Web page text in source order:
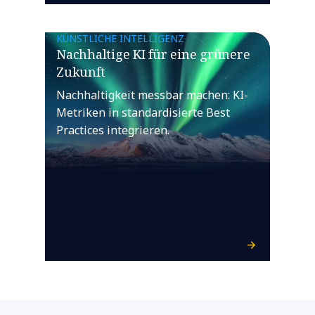
KÜNSTLICHE INTELLIGENZ
Nachhaltige KI für eine grünere
Zukunft
Nachhaltigkeit messbar machen: KI-
Metriken in standardisierte Best
Practices integrieren.